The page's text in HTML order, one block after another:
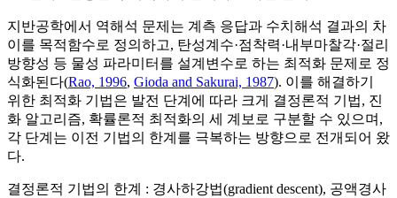
지반공학에서 역해석 문제는 계측 응답과 수치해석 결과의 차
이를 목적함수로 정의하고, 탄성계수·점착력·내부마찰각·절리
방향성 등 물성 파라미터를 설계변수로 하는 최적화 문제로 정
식화된다(Rao, 1996, Gioda and Sakurai, 1987). 이를 해결하기
위한 최적화 기법은 발전 단계에 따라 크게 결정론적 기법, 진
화 알고리즘, 확률론적 최적화의 세 계보로 구분할 수 있으며,
각 단계는 이전 기법의 한계를 극복하는 방향으로 전개되어 왔
다.
결정론적 기법의 한계 : 경사하강법(gradient descent), 공액경사